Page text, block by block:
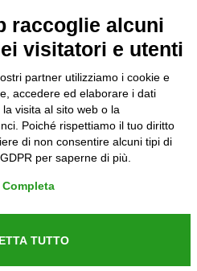
(679/2016)
ed Indennizzi
raccoglie alcuni
visitatori e utenti
partner utilizziamo i cookie e
accedere ed elaborare i dati
visita al sito web o la
Poiché rispettiamo il tuo diritto
di non consentire alcuni tipi di
per saperne di più.
TUTTO